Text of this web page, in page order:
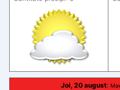
Joi, 20 august: